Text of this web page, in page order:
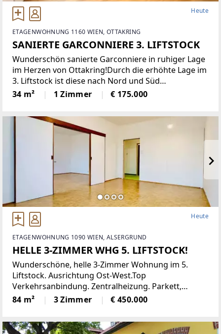
Heute
ETAGENWOHNUNG 1160 WIEN, OTTAKRING
SANIERTE GARCONNIERE 3. LIFTSTOCK
Wunderschön sanierte Garconniere in ruhiger Lage
im Herzen von Ottakring!Durch die erhöhte Lage im
3. Liftstock ist diese nach Nord und Süd
ausgerichtete Wohnung sehr hell und bietet eine
angenehme Wohnatmosphäre. Sie verfügt über
34 m² 1 Zimmer € 175.000
Heute
ETAGENWOHNUNG 1090 WIEN, ALSERGRUND
HELLE 3-ZIMMER WHG 5. LIFTSTOCK!
Wunderschöne, helle 3-Zimmer Wohnung im 5.
Liftstock. Ausrichtung Ost-West.Top
Verkehrsanbindung. Zentralheizung. Parkett,
Jalousien, Abstellraum. Kellerabteil.Diese
lichtdurchflutete Etagenwohnung bietet reichlich
84 m² 3 Zimmer € 450.000